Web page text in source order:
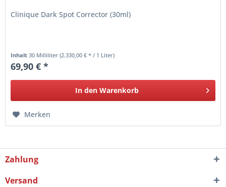
Clinique Dark Spot Corrector (30ml)
Inhalt30 Milliliter(2.330,00 € * / 1 Liter)
69,90 € *
In den Warenkorb
Merken
Zahlung
Versand